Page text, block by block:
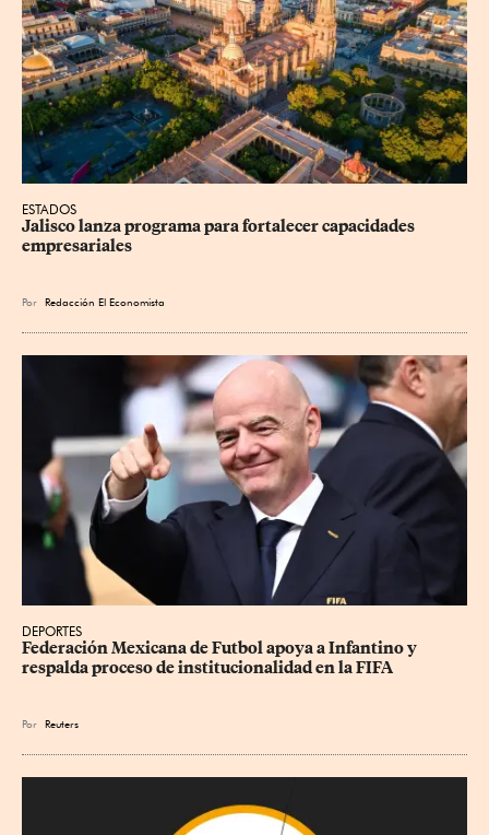
ESTADOS
Jalisco lanza programa para fortalecer capacidades
empresariales
Por Redacción El Economista
DEPORTES
Federación Mexicana de Futbol apoya a Infantino y
respalda proceso de institucionalidad en la FIFA
Por Reuters